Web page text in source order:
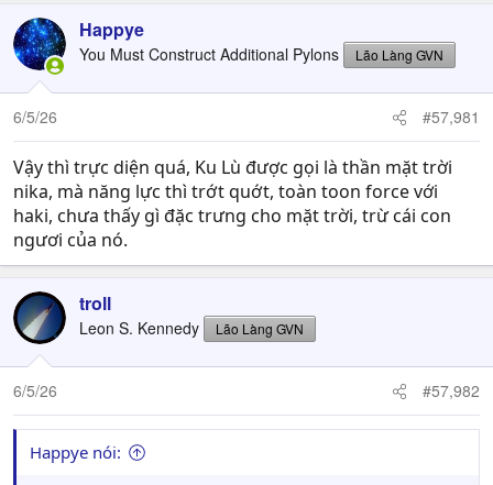
Happye
You Must Construct Additional Pylons Lão Làng GVN
6/5/26 #57,981
Vậy thì trực diện quá, Ku Lù được gọi là thần mặt trời
nika, mà năng lực thì trớt quớt, toàn toon force với
haki, chưa thấy gì đặc trưng cho mặt trời, trừ cái con
ngươi của nó.
troll
Leon S. Kennedy Lão Làng GVN
6/5/26 #57,982
Happye nói: